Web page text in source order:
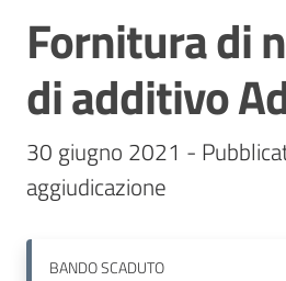
Stazioni
appaltanti
Contatti
Salta al contenuto
Fornitura di
di additivo
30 giugno 2021 -
aggiudicazione
BANDOSCADUTO